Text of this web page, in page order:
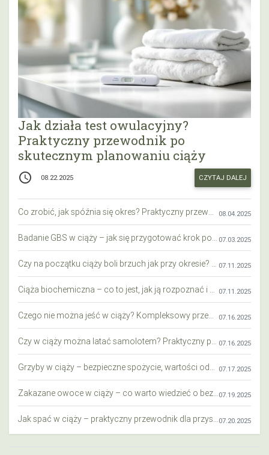
Jak działa test owulacyjny?
Praktyczny przewodnik po
skutecznym planowaniu ciąży
access_time 08.22.2025 CZYTAJ DALEJ
08.04.2025
07.03.2025
07.11.2025
07.11.2025
07.16.2025
07.16.2025
07.17.2025
07.19.2025
07.20.2025